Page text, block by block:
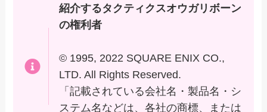
紹介するタクティクスオウガリボーン
の権利者
© 1995, 2022 SQUARE ENIX CO.,
LTD. All Rights Reserved.
「記載されている会社名・製品名・シ
ステム名などは、各社の商標、または